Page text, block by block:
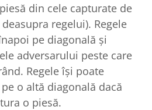
din cele capturate de
regelui). Regele
pe diagonală şi
adversarului peste care
Regele îşi poate
o altă diagonală dacă
o piesă.